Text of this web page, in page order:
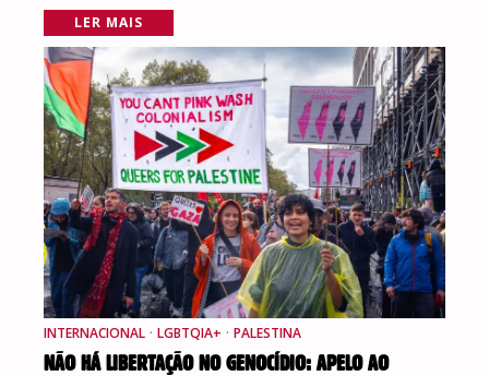
LER MAIS
INTERNACIONAL · LGBTQIA+ · PALESTINA
NÃO HÁ LIBERTAÇÃO NO GENOCÍDIO: APELO AO